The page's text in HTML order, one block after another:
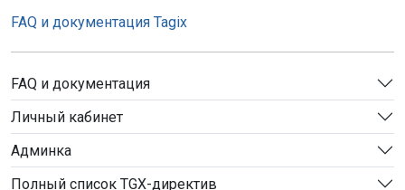
FAQ и документация Tagix
FAQ и документация
Личный кабинет
Админка
Полный список TGX-директив